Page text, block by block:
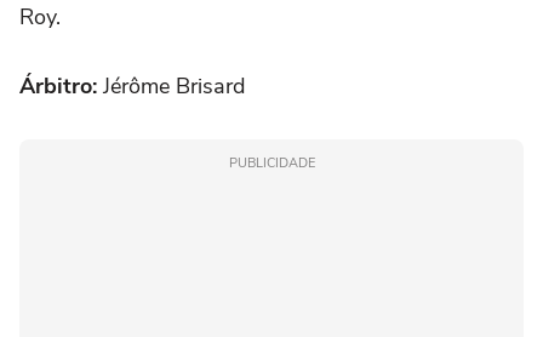
Roy.
Árbitro: Jérôme Brisard
PUBLICIDADE